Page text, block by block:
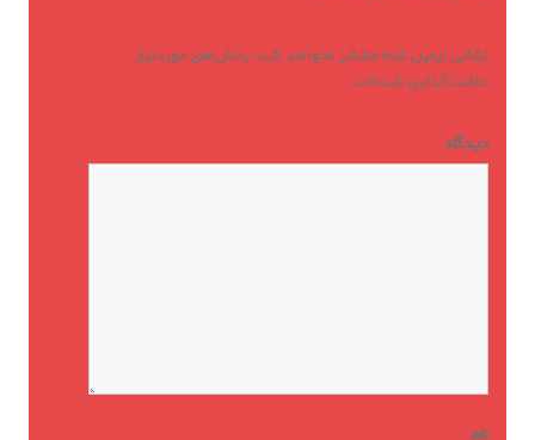
نشانی ایمیل شما منتشر نخواهد شد.بخش‌های موردنیاز
علامت‌گذاری شده‌اند
دیدگاه
نام